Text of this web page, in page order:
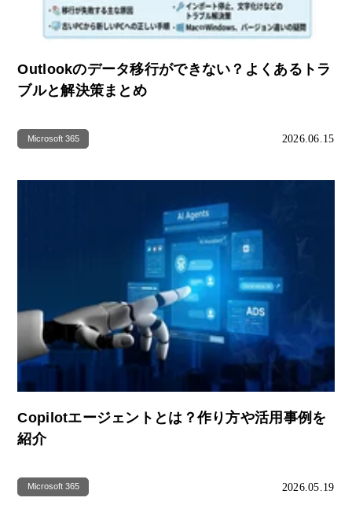
Outlookのデータ移行ができない？よくあるトラ
ブルと解決策まとめ
Microsoft 365 2026.06.15
Copilotエージェントとは？作り方や活用事例を
紹介
Microsoft 365 2026.05.19